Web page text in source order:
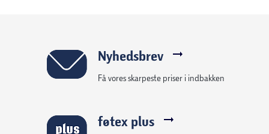
have på døgnet rundt, også når du træner og sover, så det
kan foretage vigtige sundhedsmålinger.
funktioner som Fartholder, Pulszoner, træningsbelastning
Nyhedsbrev
Få vores skarpeste priser i indbakken
føtex plus